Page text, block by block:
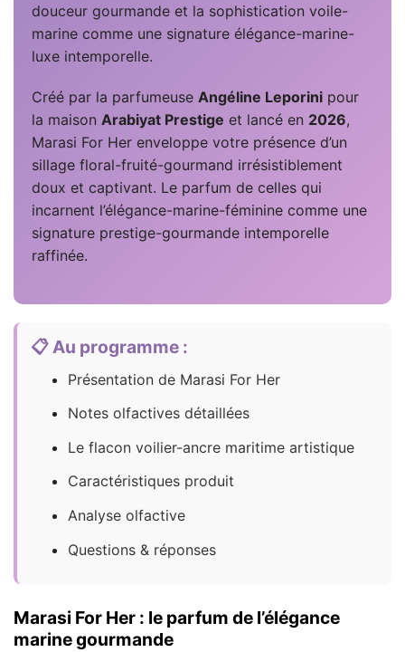
douceur gourmande et la sophistication voile-
marine comme une signature élégance-marine-
luxe intemporelle.
Créé par la parfumeuse Angéline Leporini pour
la maison Arabiyat Prestige et lancé en 2026,
Marasi For Her enveloppe votre présence d’un
sillage floral-fruité-gourmand irrésistiblement
doux et captivant. Le parfum de celles qui
incarnent l’élégance-marine-féminine comme une
signature prestige-gourmande intemporelle
raffinée.
📋 Au programme :
Présentation de Marasi For Her
Notes olfactives détaillées
Le flacon voilier-ancre maritime artistique
Caractéristiques produit
Analyse olfactive
Questions & réponses
Marasi For Her : le parfum de l’élégance
marine gourmande